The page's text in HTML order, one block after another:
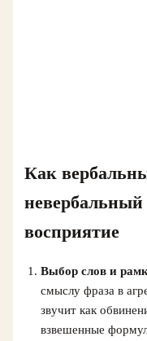
Как
восприятие
Выбор слов и
смыслу фраза в
звучит как
взвешенные